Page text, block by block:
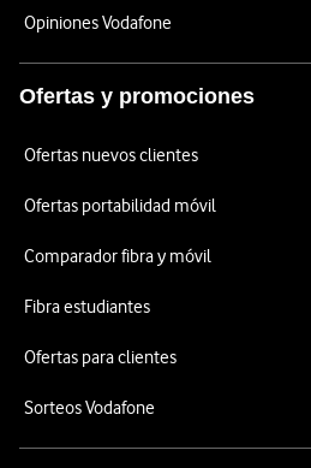
Opiniones Vodafone
Ofertas y promociones
Ofertas nuevos clientes
Ofertas portabilidad móvil
Comparador fibra y móvil
Fibra estudiantes
Ofertas para clientes
Sorteos Vodafone